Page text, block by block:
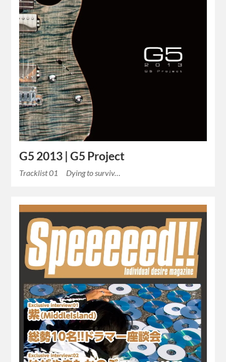
G5 2013 | G5 Project
Tracklist 01 Dying to surviv…